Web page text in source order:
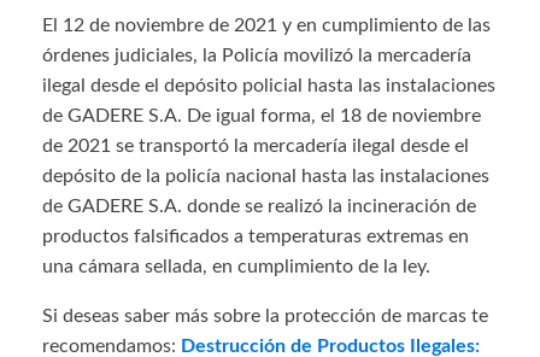
El 12 de noviembre de 2021 y en cumplimiento de las
órdenes judiciales, la Policía movilizó la mercadería
ilegal desde el depósito policial hasta las instalaciones
de GADERE S.A. De igual forma, el 18 de noviembre
de 2021 se transportó la mercadería ilegal desde el
depósito de la policía nacional hasta las instalaciones
de GADERE S.A. donde se realizó la incineración de
productos falsificados a temperaturas extremas en
una cámara sellada, en cumplimiento de la ley.
Si deseas saber más sobre la protección de marcas te
recomendamos: Destrucción de Productos Ilegales: